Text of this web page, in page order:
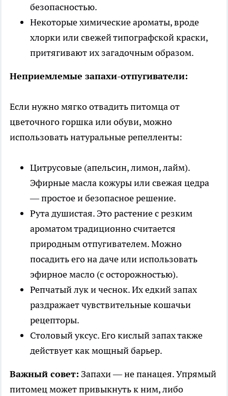
безопасностью.
Некоторые химические ароматы, вроде
хлорки или свежей типографской краски,
притягивают их загадочным образом.
Неприемлемые запахи-отпугиватели:
Если нужно мягко отвадить питомца от
цветочного горшка или обуви, можно
использовать натуральные репелленты:
Цитрусовые (апельсин, лимон, лайм).
Эфирные масла кожуры или свежая цедра
— простое и безопасное решение.
Рута душистая. Это растение с резким
ароматом традиционно считается
природным отпугивателем. Можно
посадить его на даче или использовать
эфирное масло (с осторожностью).
Репчатый лук и чеснок. Их едкий запах
раздражает чувствительные кошачьи
рецепторы.
Столовый уксус. Его кислый запах также
действует как мощный барьер.
Важный совет: Запахи — не панацея. Упрямый
питомец может привыкнуть к ним, либо